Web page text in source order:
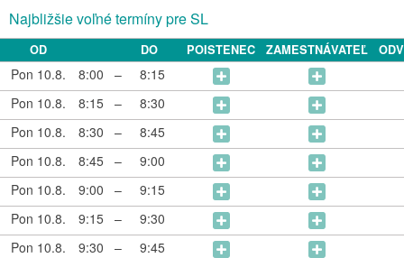
Najbližšie voľné termíny pre SL
OD DO POISTENEC ZAMESTNÁVATEĽ
Pon 10.8. 8:00 –
8:15
Pon 10.8.
8:15 –
8:30
Pon 10.8.
8:30 –
8:45
Pon 10.8.
8:45 –
9:00
Pon 10.8.
9:00 –
9:15
Pon 10.8.
9:15 –
9:30
Pon 10.8.
9:30 –
9:45